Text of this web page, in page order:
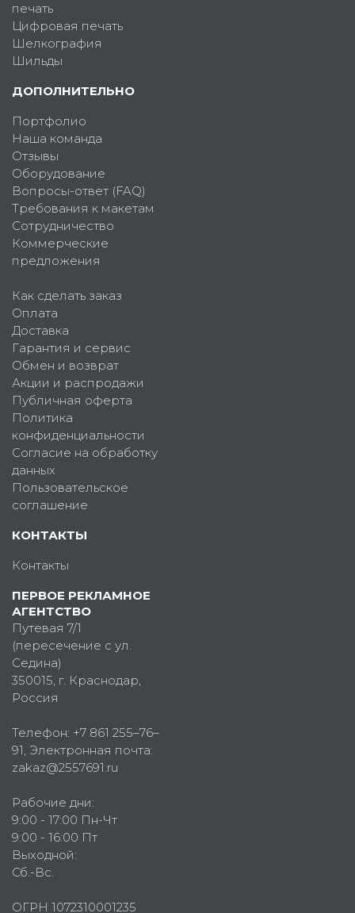
печать
Цифровая печать
Шелкография
Шильды
ДОПОЛНИТЕЛЬНО
Портфолио
Наша команда
Отзывы
Оборудование
Вопросы-ответ (FAQ)
Требования к макетам
Сотрудничество
Коммерческие
предложения
Как сделать заказ
Оплата
Доставка
Гарантия и сервис
Обмен и возврат
Акции и распродажи
Публичная оферта
Политика
конфиденциальности
Согласие на обработку
данных
Пользовательское
соглашение
КОНТАКТЫ
Контакты
ПЕРВОЕ РЕКЛАМНОЕ
АГЕНТСТВО
Путевая 7/1
(пересечение с ул.
Седина)
350015, г. Краснодар,
Россия
Телефон: +7 861 255–76–
91, Электронная почта:
zakaz@2557691.ru
Рабочие дни:
9:00 - 17:00 Пн-Чт
9:00 - 16:00 Пт
Выходной:
Сб.-Вс.
ОГРН 1072310001235